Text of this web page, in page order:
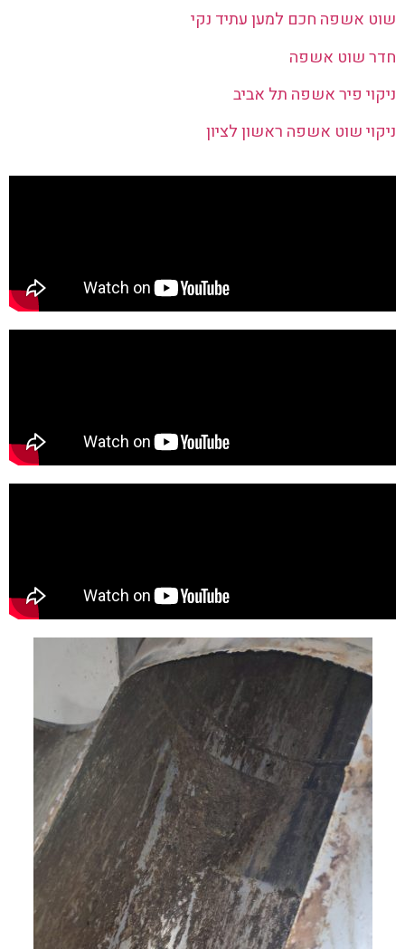
שוט אשפה חכם למען עתיד נקי
חדר שוט אשפה
ניקוי פיר אשפה תל אביב
ניקוי שוט אשפה ראשון לציון